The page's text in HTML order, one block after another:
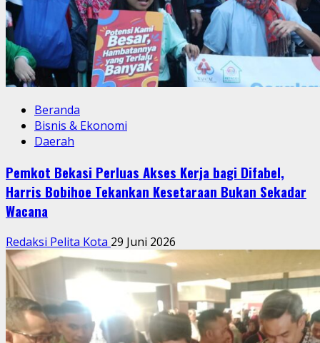
Beranda
Bisnis & Ekonomi
Daerah
Pemkot Bekasi Perluas Akses Kerja bagi Difabel,
Harris Bobihoe Tekankan Kesetaraan Bukan Sekadar
Wacana
Redaksi Pelita Kota 29 Juni 2026